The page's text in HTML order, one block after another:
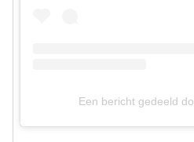
Een bericht gedeeld